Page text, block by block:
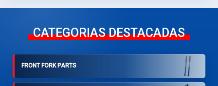
CATEGORIAS DESTACADAS
FRONT FORK PARTS